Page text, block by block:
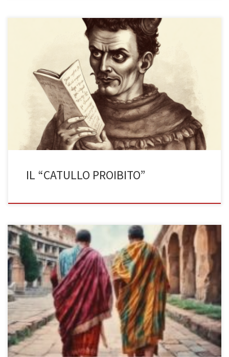
Ciò che del famoso poeta non si ha il coraggio di dire a scuola (di
Melissa Avataneo, 3BST a.s. 2022/2023) Qual è la prima cosa che vi
viene in mente quando sentite parlare di Catullo? Quasi
sicuramente interminabili ore di lezione e una valanga di versi da
tradurre. Catullo è […]
IL “CATULLO PROIBITO”
La parola alla storia e alla letteratura (di Alessio Randazzo, 3BST
a.s. 2022/2023) La storia ci presenta spesso Giulio Cesare come un
uomo attraente e seduttore di molte donne. Ma era veramente
così? O esisteva un lato nascosto, che il grande conquistatore non
era solito sbandierare per le strade di […]